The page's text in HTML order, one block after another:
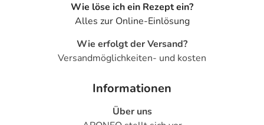
Wie löse ich ein Rezept ein?
Alles zur Online-Einlösung
Wie erfolgt der Versand?
Versandmöglichkeiten- und kosten
Informationen
Über uns